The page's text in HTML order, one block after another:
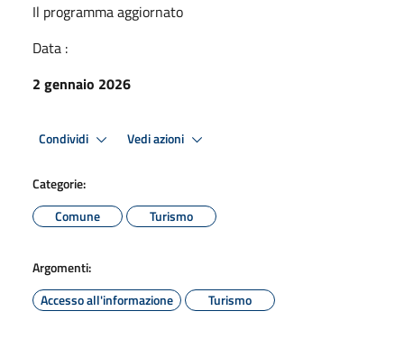
Il programma aggiornato
Data :
2 gennaio 2026
Condividi Vedi azioni
Categorie:
Comune
Turismo
Argomenti:
Accesso all'informazione
Turismo